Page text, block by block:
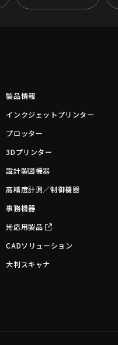
製品情報
インクジェットプリンター
プロッター
3Dプリンター
設計製図機器
高精度計測／制御機器
事務機器
光応用製品
CADソリューション
大判スキャナ